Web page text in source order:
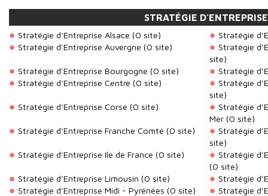
STRATÉGIE D'ENTREPRISE
Stratégie d'Entreprise Alsace (0 site)
Stratégie
Stratégie d'Entreprise Auvergne (0 site)
Stratégie
site)
Stratégie d'Entreprise Bourgogne (0 site)
Stratégie
Stratégie d'Entreprise Centre (0 site)
Stratégie
site)
Stratégie d'Entreprise Corse (0 site)
Stratégie
Mer (0 site)
Stratégie d'Entreprise Franche Comté (0 site)
Stratégie
site)
Stratégie d'Entreprise Ile de France (0 site)
Stratégie
(0 site)
Stratégie d'Entreprise Limousin (0 site)
Stratégie
Stratégie d'Entreprise Midi - Pyrénées (0 site)
Stratégie